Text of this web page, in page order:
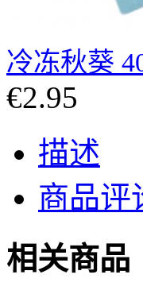
冷冻秋葵
€2.95
描述
商品评
相关商品